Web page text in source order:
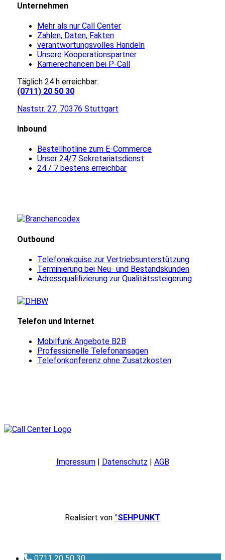
Unternehmen
Mehr als nur Call Center
Zahlen, Daten, Fakten
verantwortungsvolles Handeln
Unsere Kooperationspartner
Karrierechancen bei P-Call
Täglich 24 h erreichbar:
(0711) 20 50 30
Naststr. 27, 70376 Stuttgart
Inbound
Bestellhotline zum E-Commerce
Unser 24/7 Sekretariatsdienst
24 / 7 bestens erreichbar
Outbound
Telefonakquise zur Vertriebsunterstützung
Terminierung bei Neu- und Bestandskunden
Adressqualifizierung zur Qualitätssteigerung
Telefon und Internet
Mobilfunk Angebote B2B
Professionelle Telefonansagen
Telefonkonferenz ohne Zusatzkosten
Impressum| Datenschutz AGB
Realisiert von °SEHPUNKT